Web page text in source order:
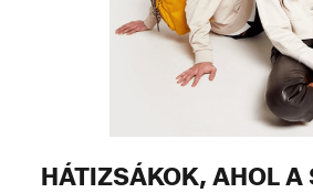
HÁTIZSÁKOK, AHOL A